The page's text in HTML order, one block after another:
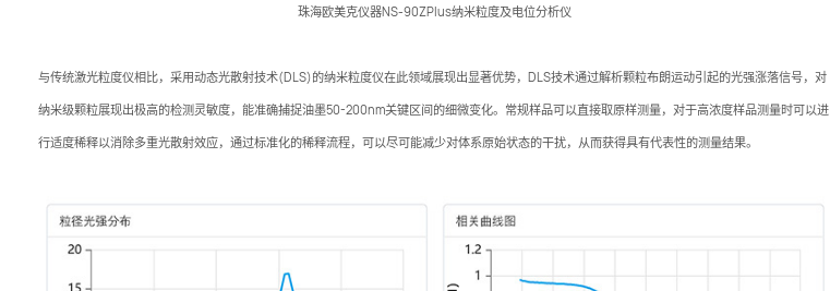
珠海欧美克仪器NS-90ZPlus纳米粒度及电位分析仪
与传统激光粒度仪相比，采用动态光散射技术(DLS)的纳米粒度仪在此领域展现出显著优势，DLS技术通过解析颗粒布朗运动引起的光强涨落信号，对
纳米级颗粒展现出极高的检测灵敏度，能准确捕捉油墨50-200nm关键区间的细微变化。常规样品可以直接取原样测量，对于高浓度样品测量时可以进
行适度稀释以消除多重光散射效应，通过标准化的稀释流程，可以尽可能减少对体系原始状态的干扰，从而获得具有代表性的测量结果。